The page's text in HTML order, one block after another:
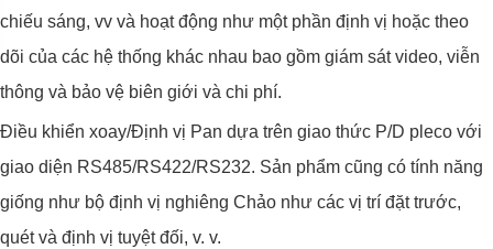
chiếu sáng, vv và hoạt động như một phần định vị hoặc theo
dõi của các hệ thống khác nhau bao gồm giám sát video, viễn
thông và bảo vệ biên giới và chi phí.
Điều khiển xoay/Định vị Pan dựa trên giao thức P/D pleco với
giao diện RS485/RS422/RS232. Sản phẩm cũng có tính năng
giống như bộ định vị nghiêng Chảo như các vị trí đặt trước,
quét và định vị tuyệt đối, v. v.